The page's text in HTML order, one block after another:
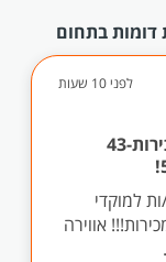
דומות בתחום
לפני 10 שעות
שירות לקוחות בלבד ללא מכירות-43
למוקדי
אווירה